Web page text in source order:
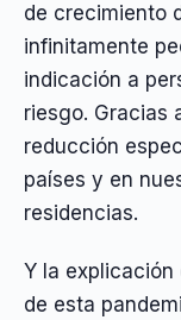
de crecimiento
infinitamente
indicación a
riesgo. Gracias
reducción
países y en
residencias.
Y la
de esta